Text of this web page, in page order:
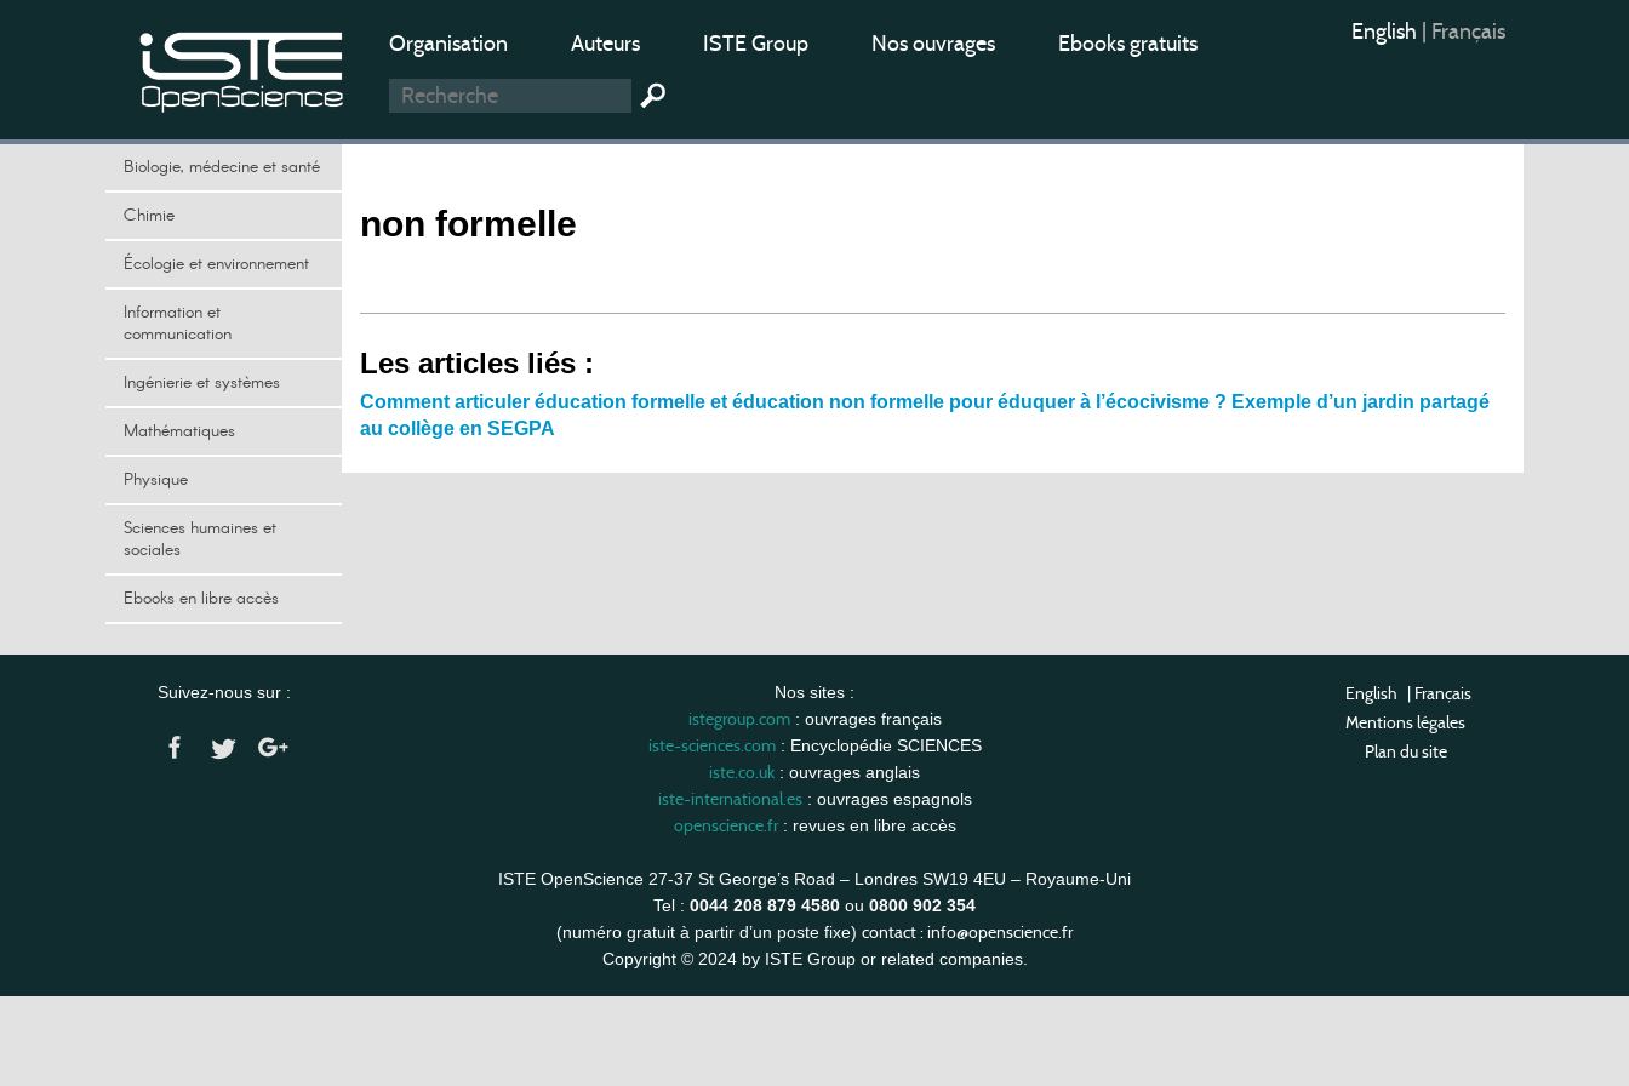
Organisation Auteurs ISTE Group Nos ouvrages Ebooks gratuits English Français
Biologie, médecine et santé
Chimie
Écologie et environnement
Information et
communication
Ingénierie et systèmes
Mathématiques
Physique
Sciences humaines et
sociales
Ebooks en libre accès
non formelle
Les articles liés :
Comment articuler éducation formelle et éducation non formelle pour éduquer à l’écocivisme ? Exemple d’un jardin partagé
au collège en SEGPA
Suivez-nous sur : Nos sites :
istegroup.com: ouvrages français
iste-sciences.com: Encyclopédie SCIENCES
iste.co.uk : ouvrages anglais
iste-international.es: ouvrages espagnols
openscience.fr: revues en libre accès
ISTE OpenScience 27-37 St George’s Road – Londres SW19 4EU – Royaume-Uni
Tel : 0044 208 879 4580 ou 0800 902 354
(numéro gratuit à partir d’un poste fixe) contact : info@openscience.fr
Copyright © 2024 by ISTE Group or related companies.
English | Français
Mentions légales
Plan du site